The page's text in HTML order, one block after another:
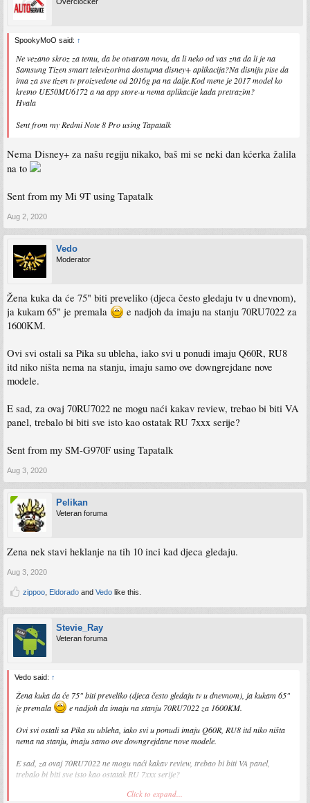
SpookyMoO said: ↑
Ne vezano skroz za temu, da be otvaram novu, da li neko od vas zna da li je na
Samsung Tizen smart televizorima dostupna disney+ aplikacija?Na disniju pise da
ima za sve tizen tv proizvedene od 2016g pa na dalje.Kod mene je 2017 model ko
kretno UE50MU6172 a na app store-u nema aplikacije kada pretrazim?
Hvala
Sent from my Redmi Note 8 Pro using Tapatalk
Nema Disney+ za našu regiju nikako, baš mi se neki dan kćerka žalila
na to
Sent from my Mi 9T using Tapatalk
Aug 2, 2020
Vedo
Moderator
Žena kuka da će 75" biti preveliko (djeca često gledaju tv u dnevnom),
ja kukam 65" je premala
e nadjoh da imaju na stanju 70RU7022 za
1600KM.
Ovi svi ostali sa Pika su ubleha, iako svi u ponudi imaju Q60R, RU8
itd niko ništa nema na stanju, imaju samo ove downgrejdane nove
modele.
E sad, za ovaj 70RU7022 ne mogu naći kakav review, trebao bi biti VA
panel, trebalo bi biti sve isto kao ostatak RU 7xxx serije?
Sent from my SM-G970F using Tapatalk
Aug 3, 2020
Pelikan
Veteran foruma
Zena nek stavi heklanje na tih 10 inci kad djeca gledaju.
Aug 3, 2020
zippoo Eldorado and Vedo like this.
Stevie_Ray
Veteran foruma
Vedo said: ↑
Žena kuka da će 75" biti preveliko (djeca često gledaju tv u dnevnom), ja kukam 65"
je premala
e nadjoh da imaju na stanju 70RU7022 za 1600KM.
Ovi svi ostali sa Pika su ubleha, iako svi u ponudi imaju Q60R, RU8 itd niko ništa
nema na stanju, imaju samo ove downgrejdane nove modele.
E sad, za ovaj 70RU7022 ne mogu naći kakav review, trebao bi biti VA panel,
trebalo bi biti sve isto kao ostatak RU 7xxx serije?
Sent from my SM-G970F using TapatalkClick to expand...